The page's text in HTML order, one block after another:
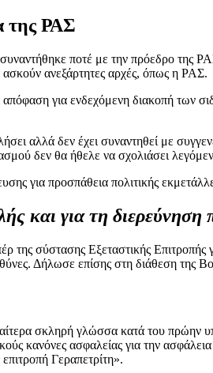
της ΡΑΣ
ποτέ με την πρόεδρο της
ανεξάρτητες αρχές, όπως η ΡΑΣ.
για ενδεχόμενη διακοπή των
αλλά δεν έχει συναντηθεί με
δεν θα ήθελε να σχολιάσει
για προσπάθεια πολιτικής
και για τη διερεύνηση
της σύστασης Εξεταστικής
Δήλωσε επίσης στη διάθεση της
σκληρή γλώσσα κατά του πρώην
κανόνες ασφαλείας για την
Γεραπετρίτη».